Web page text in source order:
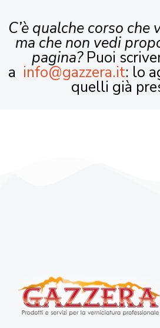
C’è qualche corso
ma che non vedi
pagina?Puoi
a info@gazzera.it: lo
quelli già